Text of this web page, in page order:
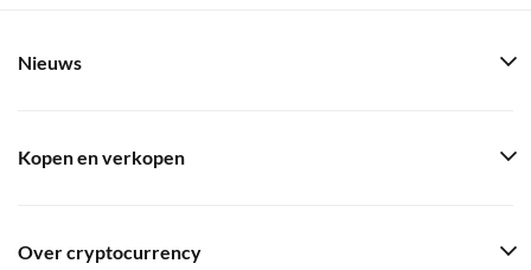
Nieuws
Kopen en verkopen
Over cryptocurrency